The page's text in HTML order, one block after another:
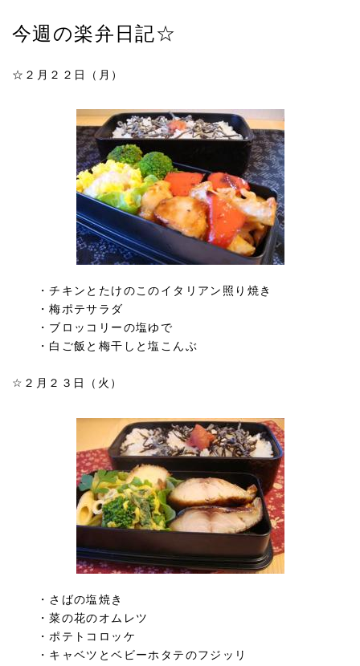
今週の楽弁日記☆
☆２月２２日（月）
・チキンとたけのこのイタリアン照り焼き
・梅ポテサラダ
・ブロッコリーの塩ゆで
・白ご飯と梅干しと塩こんぶ
☆２月２３日（火）
・さばの塩焼き
・菜の花のオムレツ
・ポテトコロッケ
・キャベツとベビーホタテのフジッリ